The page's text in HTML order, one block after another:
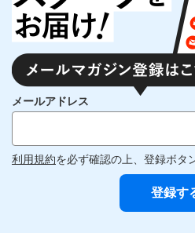
メールアドレス
利用規約を必ず確認の上、登録ボタ